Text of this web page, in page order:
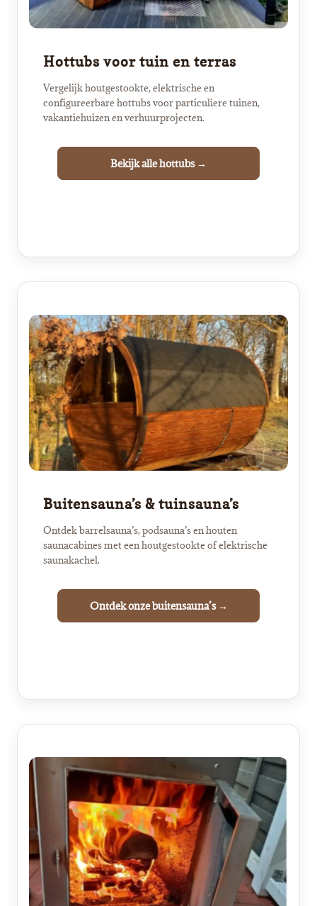
Hottubs voor tuin en terras
Vergelijk houtgestookte, elektrische en
configureerbare hottubs voor particuliere tuinen,
vakantiehuizen en verhuurprojecten.
Bekijk alle hottubs →
Buitensauna’s & tuinsauna’s
Ontdek barrelsauna’s, podsauna’s en houten
saunacabines met een houtgestookte of elektrische
saunakachel.
Ontdek onze buitensauna’s →